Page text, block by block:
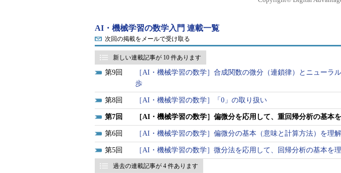
AI・機械学習の数学入門 連載一覧
次回の掲載をメールで受け取る
新しい連載記事が 10 件あります
9
［AI・機械学習の数学］合成関数の微分（連鎖律）とニューラ
歩
8 ［AI・機械学習の数学］「0」の取り扱い
7 ［AI・機械学習の数学］偏微分を応用して、重回帰分析の基本
6 ［AI・機械学習の数学］偏微分の基本（意味と計算方法）を理
5 ［AI・機械学習の数学］微分法を応用して、回帰分析の基本を
過去の連載記事が 4 件あります